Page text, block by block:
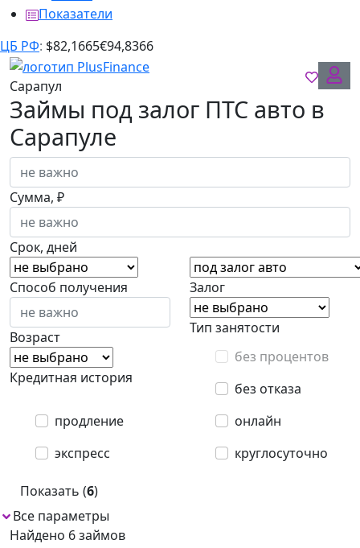
Показатели
ЦБ РФ: $82,1665€94,8366
Сарапул
Займы под залог ПТС авто в
Сарапуле
Сумма, ₽
Срок, дней
Способ получения Залог
Возраст
Тип занятости
Кредитная история
без процентов
без отказа
продление
экспресс
онлайн
круглосуточно
Показать (6)
Все параметры
Найдено 6 займов